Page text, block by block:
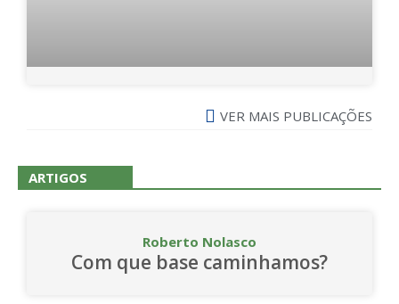
VER MAIS PUBLICAÇÕES
ARTIGOS
Roberto Nolasco
Com que base caminhamos?